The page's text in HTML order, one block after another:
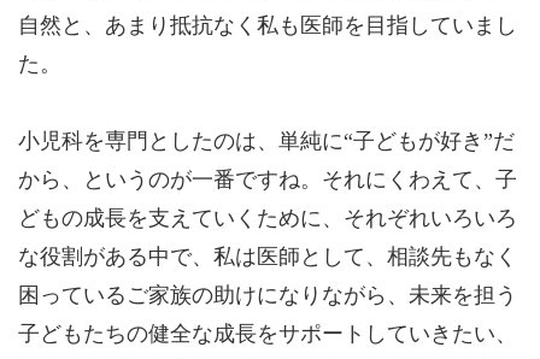
自然と、あまり抵抗なく私も医師を目指していまし
た。
小児科を専門としたのは、単純に“子どもが好き”だ
から、というのが一番ですね。それにくわえて、子
どもの成長を支えていくために、それぞれいろいろ
な役割がある中で、私は医師として、相談先もなく
困っているご家族の助けになりながら、未来を担う
子どもたちの健全な成長をサポートしていきたい、